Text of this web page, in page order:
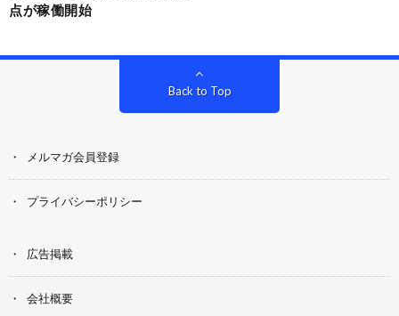
点が稼働開始
Back to Top
メルマガ会員登録
プライバシーポリシー
広告掲載
会社概要